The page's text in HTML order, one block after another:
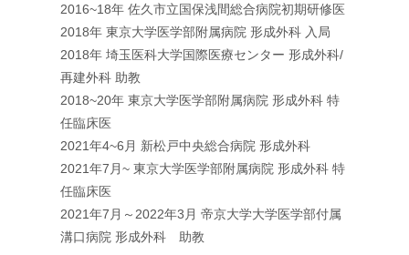
2016~18年 佐久市立国保浅間総合病院初期研修医
2018年 東京大学医学部附属病院 形成外科 入局
2018年 埼玉医科大学国際医療センター 形成外科/
再建外科 助教
2018~20年 東京大学医学部附属病院 形成外科 特
任臨床医
2021年4~6月 新松戸中央総合病院 形成外科
2021年7月~ 東京大学医学部附属病院 形成外科 特
任臨床医
2021年7月～2022年3月 帝京大学大学医学部付属
溝口病院 形成外科 助教